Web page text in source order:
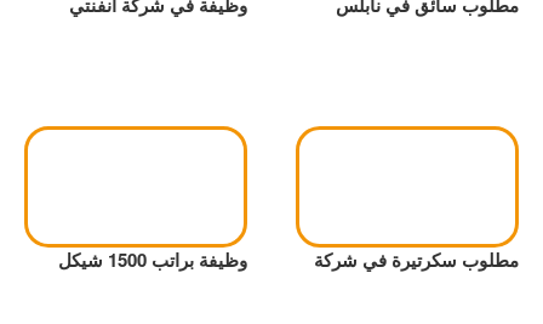
مطلوب سكرتيرة في شركة وظيفة براتب 1500 شيكل